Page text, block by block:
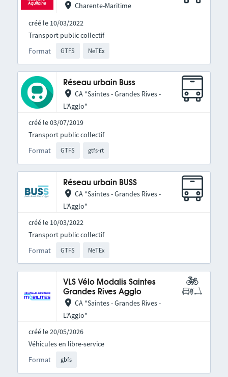
Charente-Maritime
créé le 10/03/2022
Format GTFS NeTEx
Transport public collectif
Réseau urbain Buss
CA "Saintes - Grandes Rives -
L'Agglo"
créé le 03/07/2019
Format GTFS gtfs-rt
Transport public collectif
Réseau urbain BUSS
CA "Saintes - Grandes Rives -
L'Agglo"
créé le 10/03/2022
Format GTFS NeTEx
Transport public collectif
VLS Vélo Modalis Saintes
Grandes Rives Agglo
CA "Saintes - Grandes Rives -
L'Agglo"
créé le 20/05/2026
Format gbfs
Véhicules en libre-service